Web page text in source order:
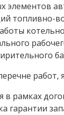
элементов
топливно-
работ,
в рамках
гарантии